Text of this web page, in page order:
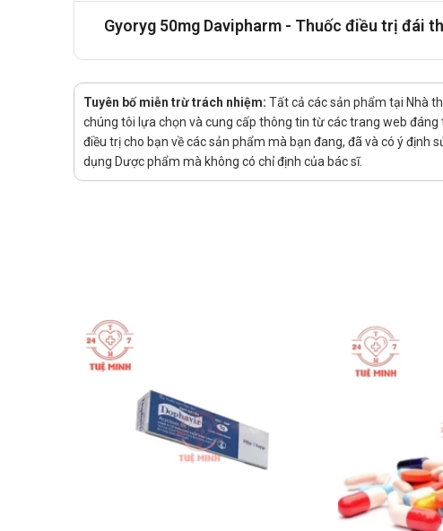
Acarbose không có tác dụng khi dùng đơn độc ở những
Gyoryg 50mg Davipharm phù hợp dùng
Tác dụng phụ có thể gặp phải
Tiêu hóa: Đầy bụng, phân nát, ia chảy, buồn nôn, bụng
Da: Ngứa, ngoại ban.
Gan: Vàng da, viêm gan.
Thức ăn chứa đường ăn sacharose (đường mía) thường
Lý do nên mua Gyoryg 50mg Davipharm
Sản phẩm chính hãng.
Giá cả phải chăng.
Giao hàng tận nơi, nhận hàng thanh toán.
Nói không với hàng giả, hàng kém chất lượng.
Hướng dẫn bảo quản Gyoryg 50mg
Bảo quản nơi khô ráo, thoáng mát. Tránh ánh nắng mặt
Hướng dẫn xử lý khi bị quên liều, quá liều
Gyoryg 50mg Davipharm - Thuốc điều trị đái
Tuyên bố miễn trừ trách nhiệm: Tất cả các sản phẩm tại Nhà
chúng tôi lựa chọn và cung cấp thông tin từ các trang web
điều trị cho bạn về các sản phẩm mà bạn đang, đã và có ý
dụng Dược phẩm mà không có chỉ định của bác sĩ.